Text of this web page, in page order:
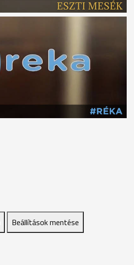
Beállítások mentése